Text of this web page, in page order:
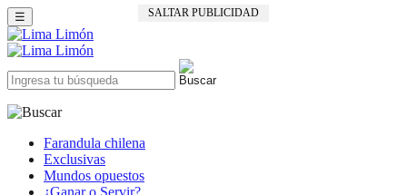
SALTAR PUBLICIDAD
☰
Farandula chilena
Exclusivas
Mundos opuestos
¿Ganar o Servir?